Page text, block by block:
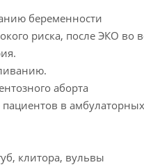
беременности
риска, после ЭКО во
аборта
в
клитора, вульвы